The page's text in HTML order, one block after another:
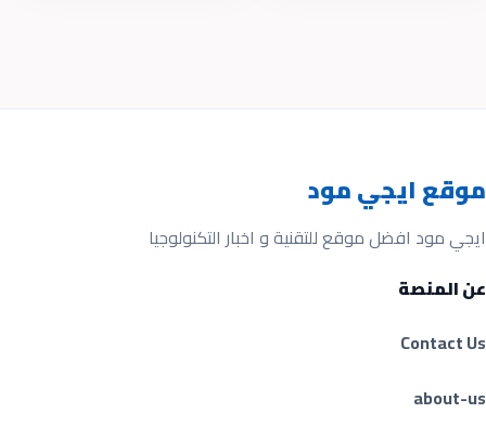
موقع ايجي مود
ايجي مود افضل موقع للتقنية و اخبار التكنولوجيا
عن المنصة
Contact Us
about-us